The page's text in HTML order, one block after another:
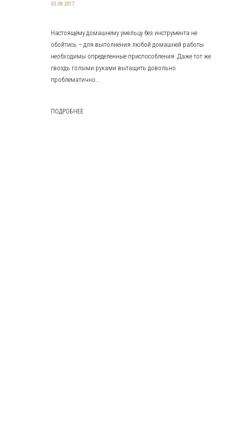
03.08.2017
Настоящему домашнему умельцу без инструмента не
обойтись – для выполнения любой домашней работы
необходимы определенные приспособления. Даже тот же
гвоздь голыми руками вытащить довольно
проблематично...
ПОДРОБНЕЕ